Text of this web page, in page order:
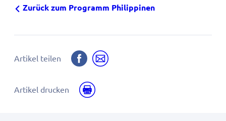
Zurück zum Programm Philippinen
Artikel teilen
Auf
teilen
Per
Mail
Artikel drucken Drucken